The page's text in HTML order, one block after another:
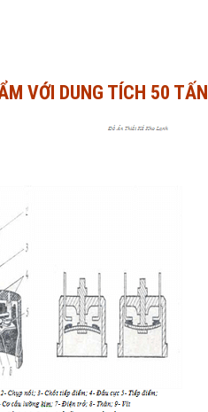
VỚI DUNG TÍCH 50 TẤN